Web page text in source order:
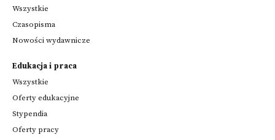
Wszystkie
Czasopisma
Nowości wydawnicze
Edukacja i praca
Wszystkie
Oferty edukacyjne
Stypendia
Oferty pracy